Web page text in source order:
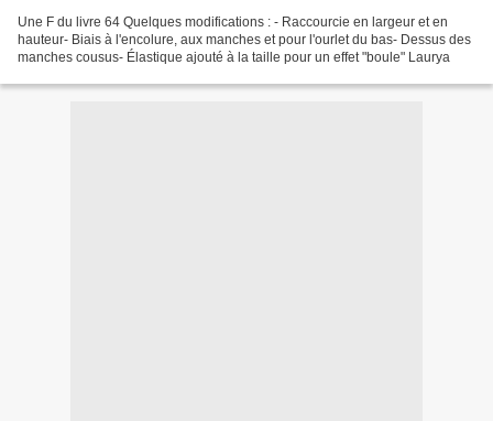
Une F du livre 64 Quelques modifications : - Raccourcie en largeur et en
hauteur- Biais à l'encolure, aux manches et pour l'ourlet du bas- Dessus des
manches cousus- Élastique ajouté à la taille pour un effet "boule" Laurya